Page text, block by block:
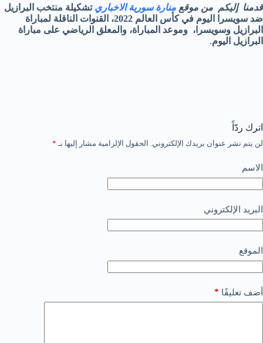
قدمنا إليكم من موقع منارة سورية الاخباري تشكيلة منتخب البرازيل
ضد سويسرا اليوم في كأس العالم 2022، القنوات الناقلة لمباراة
البرازيل وسويسرا، وموعد المباراة، والمعلق الرياضي على مباراة
البرازيل اليوم.
اترك ردّاً
لن يتم نشر عنوان بريدك الإلكتروني. الحقول الإلزامية مشار إليها بـ *
الاسم
البريد الإلكتروني
الموقع
أضف تعليقًا *